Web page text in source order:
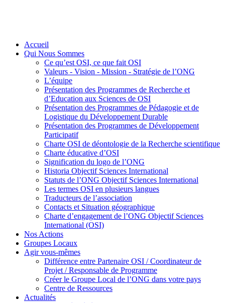
Accueil
Qui Nous Sommes
Ce qu’est OSI, ce que fait OSI
Valeurs - Vision - Mission - Stratégie de l’ONG
L’équipe
Présentation des Programmes de Recherche et
d’Education aux Sciences de OSI
Présentation des Programmes de Pédagogie et de
Logistique du Développement Durable
Présentation des Programmes de Développement
Participatif
Charte OSI de déontologie de la Recherche scientifique
Charte éducative d’OSI
Signification du logo de l’ONG
Historia Objectif Sciences International
Statuts de l’ONG Objectif Sciences International
Les termes OSI en plusieurs langues
Traducteurs de l’association
Contacts et Situation géographique
Charte d’engagement de l’ONG Objectif Sciences
International (OSI)
Nos Actions
Groupes Locaux
Agir vous-mêmes
Différence entre Partenaire OSI / Coordinateur de
Projet / Responsable de Programme
Créer le Groupe Local de l’ONG dans votre pays
Centre de Ressources
Actualités